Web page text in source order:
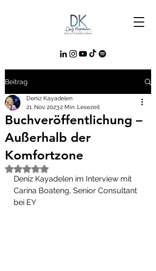
Beitrag
Buchveröffentlichung –
Außerhalb der
Komfortzone
Deniz Kayadelen
21. Nov. 20232 Min. Lesezeit
Mit NaN von 5 Sternen bewertet.
Deniz Kayadelen im Interview mit
Carina Boateng, Senior Consultant
bei EY